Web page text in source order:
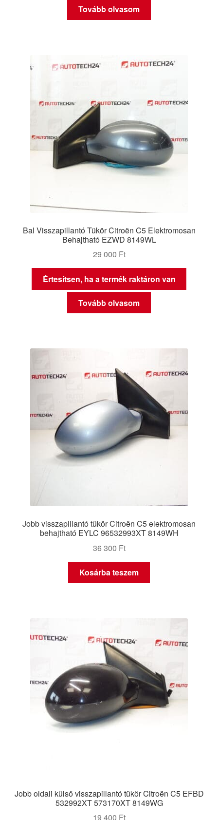
Tovább olvasom
Bal Visszapillantó Tükör Citroën C5 Elektromosan
Behajtható EZWD 8149WL
29 000 Ft
Értesítsen, ha a termék raktáron van
Tovább olvasom
Jobb visszapillantó tükör Citroën C5 elektromosan
behajtható EYLC 96532993XT 8149WH
36 300 Ft
Kosárba teszem
Jobb oldali külső visszapillantó tükör Citroën C5 EFBD
532992XT 573170XT 8149WG
19 400 Ft